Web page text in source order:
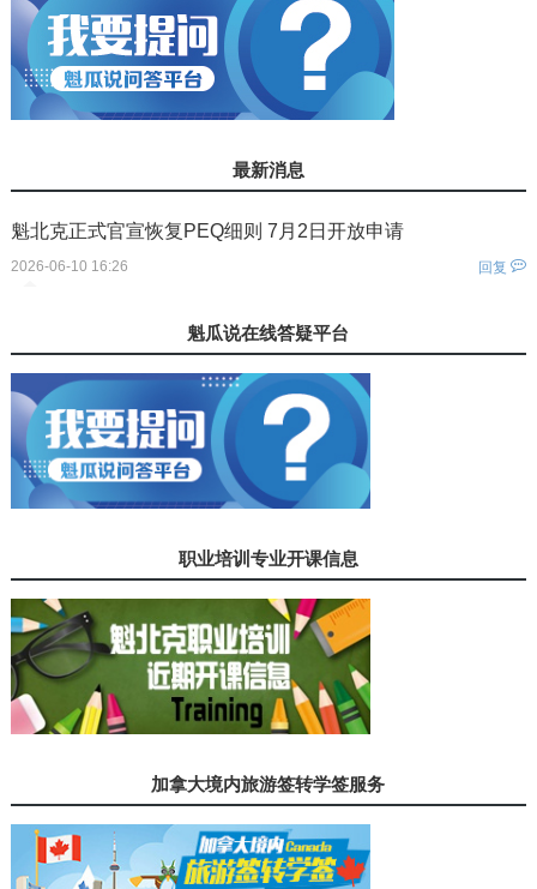
最新消息
魁北克正式官宣恢复PEQ细则 7月2日开放申请
2026-06-10 16:26
回复
魁瓜说在线答疑平台
职业培训专业开课信息
加拿大境内旅游签转学签服务